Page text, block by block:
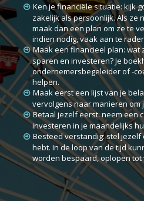
Ken je financiële situatie: kijk
zakelijk als persoonlijk. Als ze
maak dan een plan om ze te
indien nodig, vaak aan te
Maak een financieel plan: wat
sparen en investeren? Je
ondernemersbegeleider of -
helpen.
Maak eerst een lijst van je
vervolgens naar manieren om
Betaal jezelf eerst: neem een
investeren in je maandelijks
Besteed verstandig: stel
hebt. In de loop van de tijd
worden bespaard, oplopen tot